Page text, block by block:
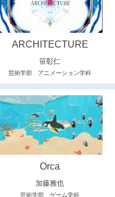
ARCHITECTURE
笹彰仁
芸術学部 アニメーション学科
Orca
加藤雅也
芸術学部 ゲーム学科